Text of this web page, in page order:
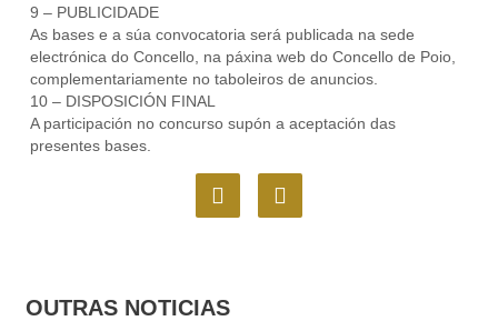
9 – PUBLICIDADE
As bases e a súa convocatoria será publicada na sede
electrónica do Concello, na páxina web do Concello de Poio,
complementariamente no taboleiros de anuncios.
10 – DISPOSICIÓN FINAL
A participación no concurso supón a aceptación das
presentes bases.
F
a
o
o
I
n
OUTRAS NOTICIAS